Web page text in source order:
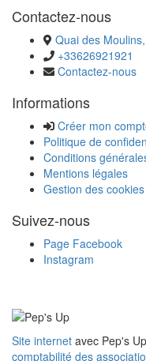
Contactez-nous
Quai des
+33626921921
Contactez-nous
Informations
Créer mon
Politique de
Conditions
Mentions légales
Gestion des cookies
Suivez-nous
Page Facebook
Instagram
Site internet avec Pep's
comptabilité des